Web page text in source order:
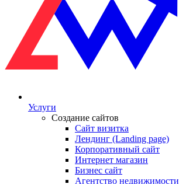
Услуги
Создание сайтов
Сайт визитка
Лендинг (Landing page)
Корпоративный сайт
Интернет магазин
Бизнес сайт
Агентство недвижимости